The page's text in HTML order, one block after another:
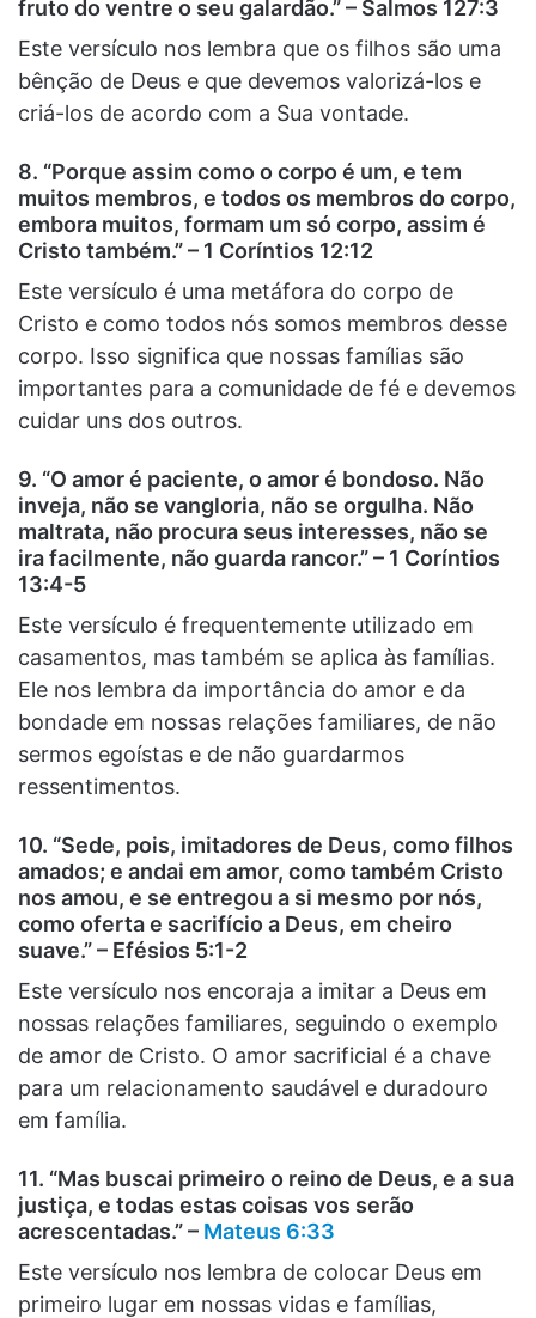
fruto do ventre o seu galardão.” – Salmos 127:3
Este versículo nos lembra que os filhos são uma
bênção de Deus e que devemos valorizá-los e
criá-los de acordo com a Sua vontade.
8. “Porque assim como o corpo é um, e tem
muitos membros, e todos os membros do corpo,
embora muitos, formam um só corpo, assim é
Cristo também.” – 1 Coríntios 12:12
Este versículo é uma metáfora do corpo de
Cristo e como todos nós somos membros desse
corpo. Isso significa que nossas famílias são
importantes para a comunidade de fé e devemos
cuidar uns dos outros.
9. “O amor é paciente, o amor é bondoso. Não
inveja, não se vangloria, não se orgulha. Não
maltrata, não procura seus interesses, não se
ira facilmente, não guarda rancor.” – 1 Coríntios
13:4-5
Este versículo é frequentemente utilizado em
casamentos, mas também se aplica às famílias.
Ele nos lembra da importância do amor e da
bondade em nossas relações familiares, de não
sermos egoístas e de não guardarmos
ressentimentos.
10. “Sede, pois, imitadores de Deus, como filhos
amados; e andai em amor, como também Cristo
nos amou, e se entregou a si mesmo por nós,
como oferta e sacrifício a Deus, em cheiro
suave.” – Efésios 5:1-2
Este versículo nos encoraja a imitar a Deus em
nossas relações familiares, seguindo o exemplo
de amor de Cristo. O amor sacrificial é a chave
para um relacionamento saudável e duradouro
em família.
11. “Mas buscai primeiro o reino de Deus, e a sua
justiça, e todas estas coisas vos serão
acrescentadas.” – Mateus 6:33
Este versículo nos lembra de colocar Deus em
primeiro lugar em nossas vidas e famílias,